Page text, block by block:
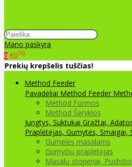
Mano paskyra
0 €000
Prekių krepšelis tuščias!
Method Feeder
Pavadėliai Method Feeder
Method Formos
Method Šėryklos
Jungtys, Suktukai Grąžtai,
Praplėtėjas, Gumytės, Smaigai,
Gumelės masalams
Gumyčių prapletėjas
Masalų stoperiai,